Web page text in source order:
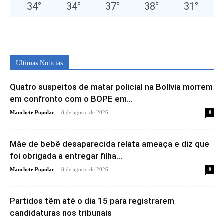
34° 34° 37° 38° 31 °
Ultimas Noticias
Quatro suspeitos de matar policial na Bolívia morrem
em confronto com o BOPE em...
Manchete Popular - 8 de agosto de 2026 0
Mãe de bebê desaparecida relata ameaça e diz que
foi obrigada a entregar filha...
Manchete Popular - 8 de agosto de 2026 0
Partidos têm até o dia 15 para registrarem
candidaturas nos tribunais